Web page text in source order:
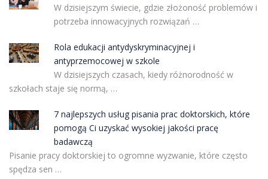
W dzisiejszym świecie, gdzie złożoność problemów i
potrzeba innowacyjnych rozwiązań …
Rola edukacji antydyskryminacyjnej i
antyprzemocowej w szkole
W dzisiejszych czasach, kiedy różnorodność w
szkołach staje się normą, …
7 najlepszych usług pisania prac doktorskich, które
pomogą Ci uzyskać wysokiej jakości pracę
badawczą
Pisanie pracy doktorskiej to ogromne wyzwanie, które często
spędza sen …